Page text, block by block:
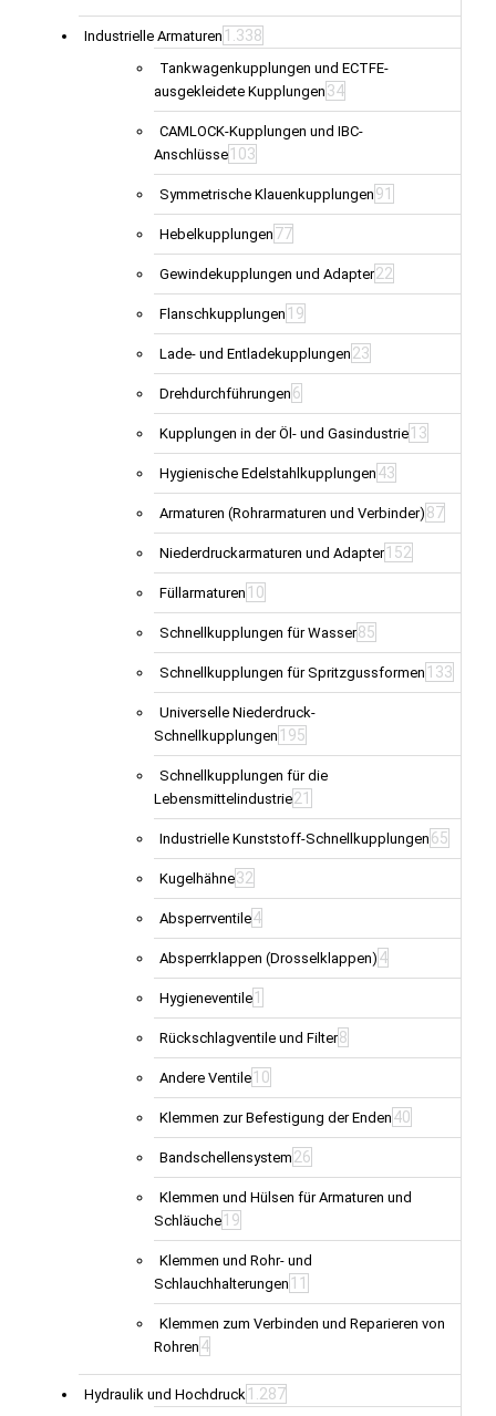
Industrielle Armaturen 1.338
Tankwagenkupplungen und ECTFE-
ausgekleidete Kupplungen 34
CAMLOCK-Kupplungen und IBC-
Anschlüsse 103
Symmetrische Klauenkupplungen 91
Hebelkupplungen 77
Gewindekupplungen und Adapter22
Flanschkupplungen 19
Lade- und Entladekupplungen 23
Drehdurchführungen 6
Kupplungen in der Öl- und Gasindustrie 13
Hygienische Edelstahlkupplungen 43
Armaturen (Rohrarmaturen und Verbinder) 87
Niederdruckarmaturen und Adapter 152
Füllarmaturen 10
Schnellkupplungen für Wasser85
Schnellkupplungen für Spritzgussformen 133
Universelle Niederdruck-
Schnellkupplungen 195
Schnellkupplungen für die
Lebensmittelindustrie21
Industrielle Kunststoff-Schnellkupplungen 65
Kugelhähne32
Absperrventile4
Absperrklappen (Drosselklappen) 4
Hygieneventile 1
Rückschlagventile und Filter8
Andere Ventile 10
Klemmen zur Befestigung der Enden 40
Bandschellensystem 26
Klemmen und Hülsen für Armaturen und
Schläuche 19
Klemmen und Rohr- und
Schlauchhalterungen 11
Klemmen zum Verbinden und Reparieren von
Rohren 4
Hydraulik und Hochdruck 1.287